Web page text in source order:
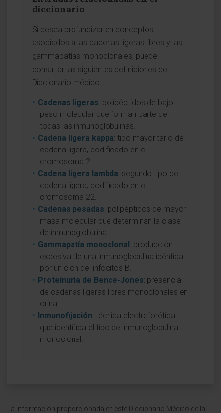
diccionario
Si desea profundizar en conceptos
asociados a las cadenas ligeras libres y las
gammapatías monoclonales, puede
consultar las siguientes definiciones del
Diccionario médico:
Cadenas ligeras: polipéptidos de bajo
peso molecular que forman parte de
todas las inmunoglobulinas.
Cadena ligera kappa: tipo mayoritario de
cadena ligera, codificado en el
cromosoma 2.
Cadena ligera lambda: segundo tipo de
cadena ligera, codificado en el
cromosoma 22.
Cadenas pesadas: polipéptidos de mayor
masa molecular que determinan la clase
de inmunoglobulina.
Gammapatía monoclonal: producción
excesiva de una inmunoglobulina idéntica
por un clon de linfocitos B.
Proteinuria de Bence-Jones: presencia
de cadenas ligeras libres monoclonales en
orina.
Inmunofijación: técnica electroforética
que identifica el tipo de inmunoglobulina
monoclonal.
La información proporcionada en este Diccionario Médico de la